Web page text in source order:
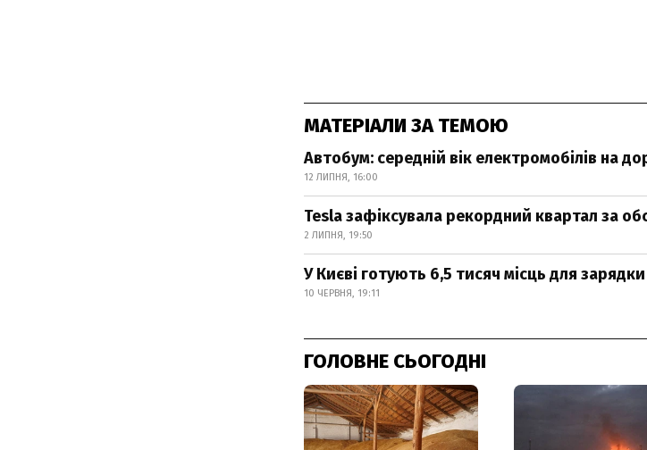
МАТЕРІАЛИ ЗА ТЕМОЮ
Автобум: середній вік електромобілів на
12 ЛИПНЯ, 16:00
Tesla зафіксувала рекордний квартал за
2 ЛИПНЯ, 19:50
У Києві готують 6,5 тисяч місць для
10 ЧЕРВНЯ, 19:11
ГОЛОВНЕ СЬОГОДНІ